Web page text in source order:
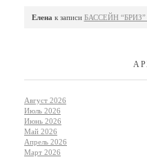
Елена к записи БАССЕЙН
Август 2026
Июль 2026
Июнь 2026
Май 2026
Апрель 2026
Март 2026